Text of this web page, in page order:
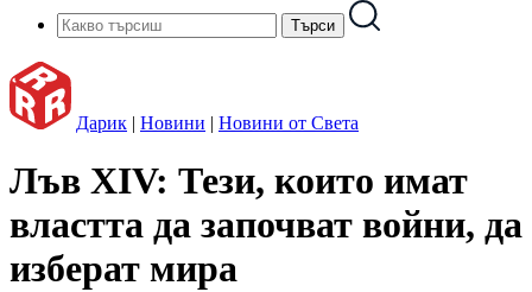
Дарик | Новини | Новини от Света
Лъв XIV: Тези, които имат
властта да започват войни, да
изберат мира